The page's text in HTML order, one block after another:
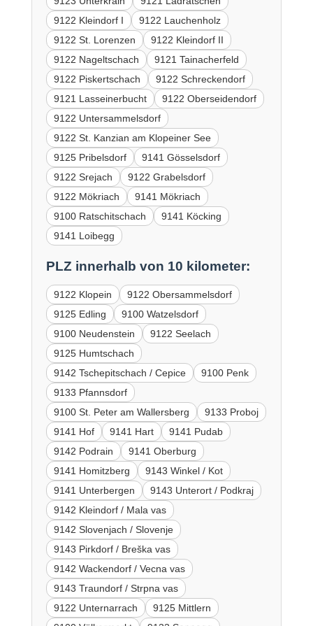
9122 Kleindorf I
9122 Lauchenholz
9122 St. Lorenzen
9122 Kleindorf II
9122 Nageltschach
9121 Tainacherfeld
9122 Piskertschach
9122 Schreckendorf
9121 Lasseinerbucht
9122 Oberseidendorf
9122 Untersammelsdorf
9122 St. Kanzian am Klopeiner See
9125 Pribelsdorf
9141 Gösselsdorf
9122 Srejach
9122 Grabelsdorf
9122 Mökriach
9141 Mökriach
9100 Ratschitschach
9141 Köcking
9141 Loibegg
PLZ innerhalb von 10 kilometer:
9122 Klopein
9122 Obersammelsdorf
9125 Edling
9100 Watzelsdorf
9100 Neudenstein
9122 Seelach
9125 Humtschach
9142 Tschepitschach / Cepice
9100 Penk
9133 Pfannsdorf
9100 St. Peter am Wallersberg
9133 Proboj
9141 Hof
9141 Hart
9141 Pudab
9142 Podrain
9141 Oberburg
9141 Homitzberg
9143 Winkel / Kot
9141 Unterbergen
9143 Unterort / Podkraj
9142 Kleindorf / Mala vas
9142 Slovenjach / Slovenje
9143 Pirkdorf / Breška vas
9142 Wackendorf / Vecna vas
9143 Traundorf / Strpna vas
9122 Unternarrach
9125 Mittlern